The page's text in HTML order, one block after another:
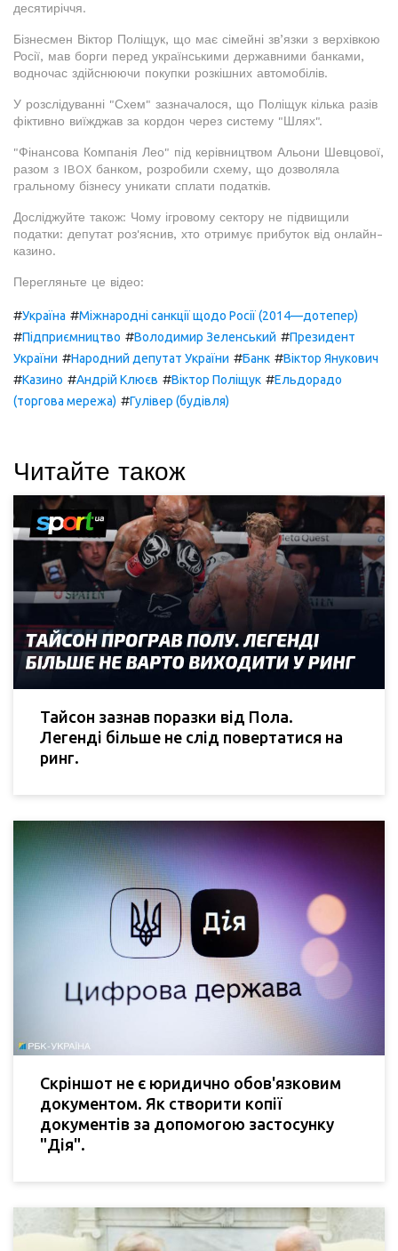
десятиріччя.
Бізнесмен Віктор Поліщук, що має сімейні зв’язки з верхівкою
Росії, мав борги перед українськими державними банками,
водночас здійснюючи покупки розкішних автомобілів.
У розслідуванні "Схем" зазначалося, що Поліщук кілька разів
фіктивно виїжджав за кордон через систему "Шлях".
"Фінансова Компанія Лео" під керівництвом Альони Шевцової,
разом з IBOX банком, розробили схему, що дозволяла
гральному бізнесу уникати сплати податків.
Досліджуйте також: Чому ігровому сектору не підвищили
податки: депутат роз'яснив, хто отримує прибуток від онлайн-
казино.
Перегляньте це відео:
#Україна #Міжнародні санкції щодо Росії (2014—дотепер)
#Підприємництво #Володимир Зеленський #Президент
України #Народний депутат України #Банк #Віктор Янукович
#Казино #Андрій Клюєв #Віктор Поліщук #Ельдорадо
(торгова мережа) #Гулівер (будівля)
Читайте також
Тайсон зазнав поразки від Пола.
Легенді більше не слід повертатися на
ринг.
Скріншот не є юридично обов'язковим
документом. Як створити копії
документів за допомогою застосунку
"Дія".